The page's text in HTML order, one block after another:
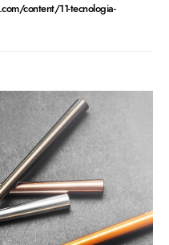
content/11-tecnologia-